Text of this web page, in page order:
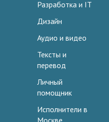
Разработка и IT
Дизайн
Аудио и видео
Тексты и
перевод
Личный
помощник
Исполнители в